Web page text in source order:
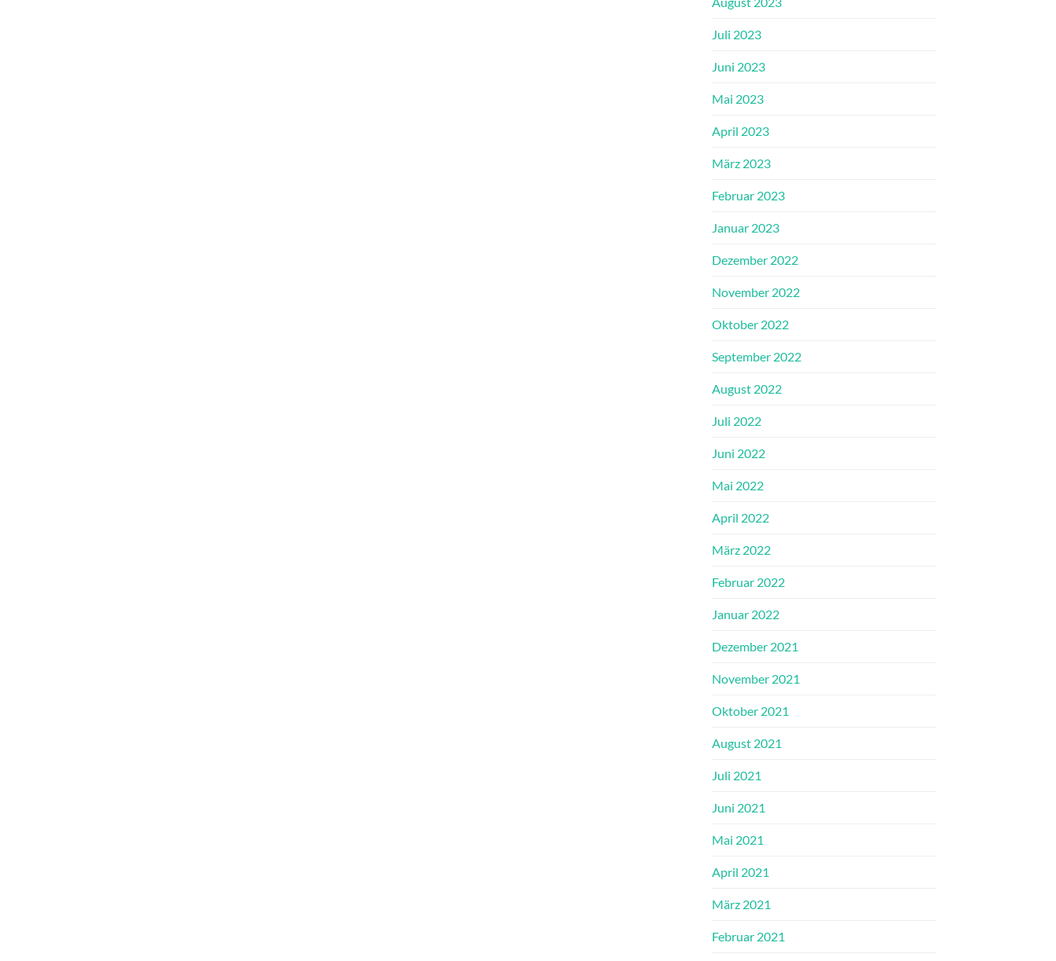
Juli 2023
Juni 2023
Mai 2023
April 2023
März 2023
Februar 2023
Januar 2023
Dezember 2022
November 2022
Oktober 2022
September 2022
August 2022
Juli 2022
Juni 2022
Mai 2022
April 2022
März 2022
Februar 2022
Januar 2022
Dezember 2021
November 2021
Oktober 2021
August 2021
Juli 2021
Juni 2021
Mai 2021
April 2021
März 2021
Februar 2021